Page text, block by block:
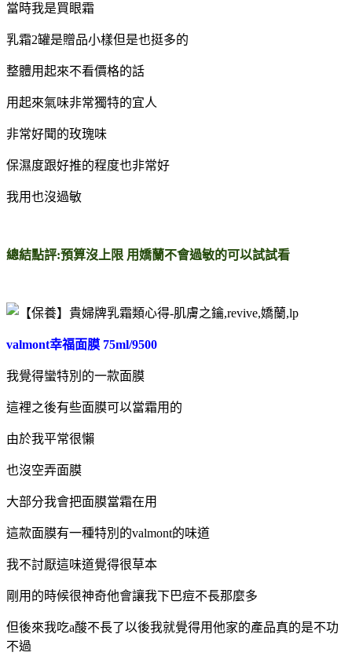
當時我是買眼霜
乳霜2罐是贈品小樣但是也挺多的
整體用起來不看價格的話
用起來氣味非常獨特的宜人
非常好聞的玫瑰味
保濕度跟好推的程度也非常好
我用也沒過敏
總結點評:預算沒上限 用嬌蘭不會過敏的可以試試看
valmont幸福面膜 75ml/9500
我覺得蠻特別的一款面膜
這裡之後有些面膜可以當霜用的
由於我平常很懶
也沒空弄面膜
大部分我會把面膜當霜在用
這款面膜有一種特別的valmont的味道
我不討厭這味道覺得很草本
剛用的時候很神奇他會讓我下巴痘不長那麼多
但後來我吃a酸不長了以後我就覺得用他家的產品真的是不功
不過